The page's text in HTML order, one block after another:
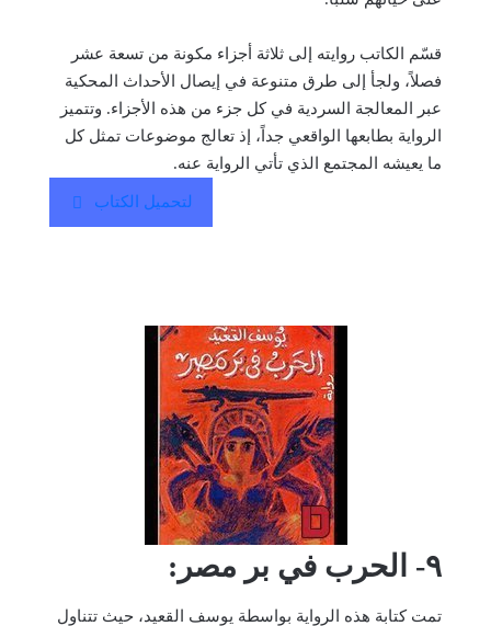
قسّم الكاتب روايته إلى ثلاثة أجزاء مكونة من تسعة عشر
فصلاً، ولجأ إلى طرق متنوعة في إيصال الأحداث المحكية
عبر المعالجة السردية في كل جزء من هذه الأجزاء. وتتميز
الرواية بطابعها الواقعي جداً، إذ تعالج موضوعات تمثل كل
ما يعيشه المجتمع الذي تأتي الرواية عنه.
لتحميل الكتاب
٩- الحرب في بر مصر:
تمت كتابة هذه الرواية بواسطة يوسف القعيد، حيث تتناول